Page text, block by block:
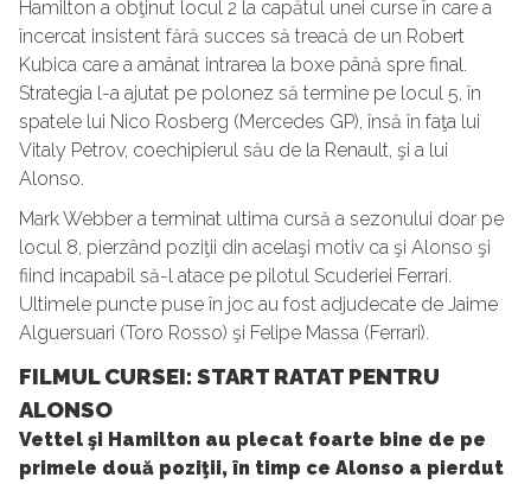
Hamilton a obţinut locul 2 la capătul unei curse în care a
încercat insistent fără succes să treacă de un Robert
Kubica care a amânat intrarea la boxe până spre final.
Strategia l-a ajutat pe polonez să termine pe locul 5, în
spatele lui Nico Rosberg (Mercedes GP), însă în faţa lui
Vitaly Petrov, coechipierul său de la Renault, şi a lui
Alonso.
Mark Webber a terminat ultima cursă a sezonului doar pe
locul 8, pierzând poziţii din acelaşi motiv ca şi Alonso şi
fiind incapabil să-l atace pe pilotul Scuderiei Ferrari.
Ultimele puncte puse în joc au fost adjudecate de Jaime
Alguersuari (Toro Rosso) şi Felipe Massa (Ferrari).
FILMUL CURSEI: START RATAT PENTRU
ALONSO
Vettel şi Hamilton au plecat foarte bine de pe
primele două poziţii, în timp ce Alonso a pierdut